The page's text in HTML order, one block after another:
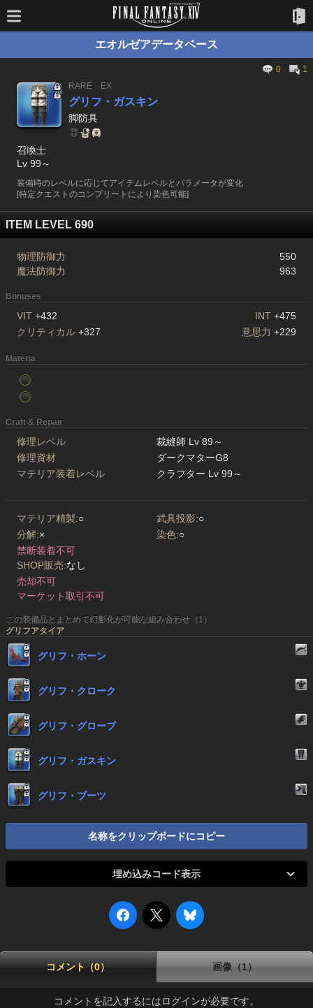
エオルゼアデータベース
0
1
RARE
EX
グリフ・ガスキン
脚防具
召喚士
Lv 99～
装備時のレベルに応じてアイテムレベルとパラメータが変化
[特定クエストのコンプリートにより染色可能]
ITEM LEVEL 690
物理防御力
550
魔法防御力
963
Bonuses
VIT +432 INT +475
クリティカル +327 意思力 +229
Materia
Craft & Repair
修理レベル
裁縫師 Lv 89～
修理資材
ダークマターG8
マテリア装着レベル
クラフター Lv 99～
マテリア精製:○ 武具投影:○
分解:× 染色:○
禁断装着不可
SHOP販売:なし
売却不可
マーケット取引不可
この装備品とまとめて幻影化が可能な組み合わせ（1）
グリフアタイア
グリフ・ホーン
グリフ・クローク
グリフ・グローブ
グリフ・ガスキン
グリフ・ブーツ
名称をクリップボードにコピー
埋め込みコード表示
コメント（0） 画像（1）
コメントを記入するにはログインが必要です。